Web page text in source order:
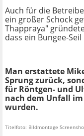
Auch für die
ein großer Schock
Thappraya"
dass ein Bungee-
Man erstattete
Sprung zurück,
für Röntgen- und
nach dem Unfall
wurden.
Titelfoto: Bildmontage